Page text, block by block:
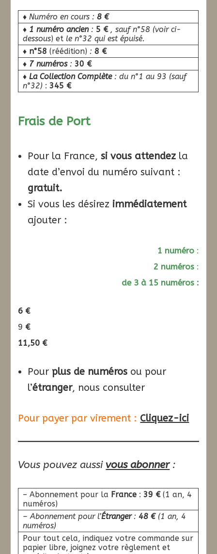
♦ Numéro en cours :8 €
♦ 1 numéro ancien: 5 €, sauf n°58 (voir ci-
dessous) et le n°32 qui est épuisé.
♦ n°58 (réédition) : 8 €
♦ 7 numéros: 30 €
♦La Collection Complète : du n°1 au 93 (sauf
n°32) : 345 €
Frais de Port
Pour la France,si vous attendez la
date d’envoi du numéro suivant :
gratuit.
Si vous les désirez immédiatement
ajouter :
1 numéro:
2 numéros:
de 3 à 15 numéros :
6 €
9 €
11,50 €
Pourplus de numéros ou pour
l’étranger, nous consulter
Pour payer par virement : Cliquez-ici
Vous pouvez aussivous abonner :
– Abonnement pour la France :39 €(1 an, 4
numéros)
– Abonnement pour l’Étranger: 48 € (1 an, 4
numéros)
Pour tout cela, indiquez votre commande sur
papier libre, joignez votre règlement et